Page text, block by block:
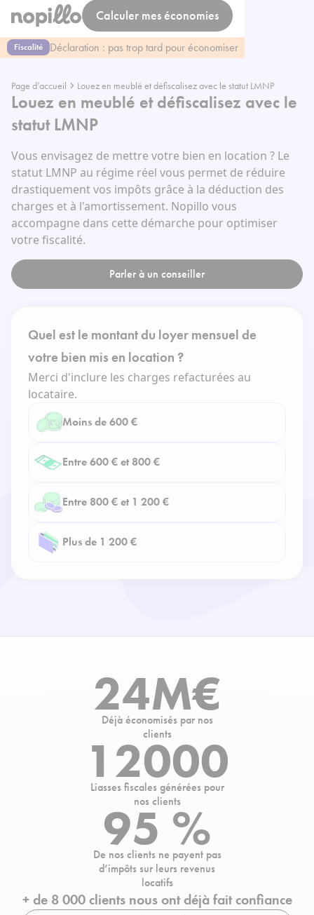
Calculer mes économies
Fiscalité Déclaration : pas trop tard pour économiser
Page d’accueil Louez en meublé et défiscalisez avec le statut LMNP
Louez en meublé et défiscalisez avec le
statut LMNP
Vous envisagez de mettre votre bien en location ? Le
statut LMNP au régime réel vous permet de réduire
drastiquement vos impôts grâce à la déduction des
charges et à l'amortissement. Nopillo vous
accompagne dans cette démarche pour optimiser
votre fiscalité.
Parler à un conseiller
Quel est le montant du loyer mensuel de
votre bien mis en location ?
Merci d'inclure les charges refacturées au
locataire.
Moins de 600 €
Entre 600 € et 800 €
Entre 800 € et 1 200 €
Plus de 1 200 €
24M€
Déjà économisés par nos
clients
12000
Liasses fiscales générées pour
nos clients
95 %
De nos clients ne payent pas
d’impôts sur leurs revenus
locatifs
+ de 8 000 clients nous ont déjà fait confiance